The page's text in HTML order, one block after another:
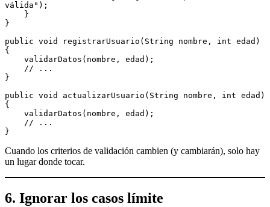
válida");
}
}
public void registrarUsuario(String nombre, int edad)
{
validarDatos(nombre, edad);
// ...
}
public void actualizarUsuario(String nombre, int edad)
{
validarDatos(nombre, edad);
// ...
}
Cuando los criterios de validación cambien (y cambiarán), solo hay
un lugar donde tocar.
6. Ignorar los casos límite